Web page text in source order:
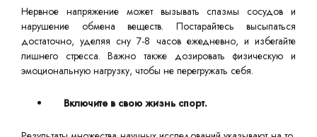
Нервное напряжение может вызывать спазмы сосудов и
нарушение обмена веществ. Постарайтесь высыпаться
достаточно, уделяя сну 7-8 часов ежедневно, и избегайте
лишнего стресса. Важно также дозировать физическую и
эмоциональную нагрузку, чтобы не перегружать себя.
Включите в свою жизнь спорт.